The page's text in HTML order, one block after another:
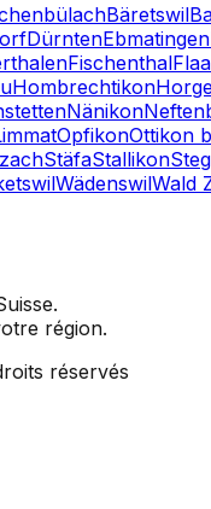
Bäretswil
DürntenEbmatingen
Fischenthal
Hombrechtikon
Nänikon
OpfikonOttikon
StäfaStallikon
WädenswilWald
région.
réservés